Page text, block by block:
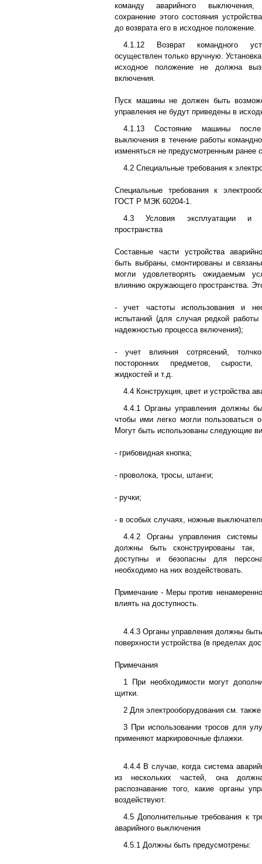
команду аварийного выключения,
сохранение этого состояния
до возврата его в исходное положение.
4.1.12 Возврат командного
осуществлен только вручную.
исходное положение не должна
включения.
Пуск машины не должен быть
управления не будут приведены в
4.1.13 Состояние машины после
выключения в течение работы
изменяться не предусмотренным ранее
4.2 Специальные требования к
Специальные требования к
ГОСТ Р МЭК 60204-1.
4.3 Условия эксплуатации и
пространства
Составные части устройства
быть выбраны, смонтированы и
могли удовлетворять ожидаемым
влиянию окружающего пространства.
- учет частоты использования и
испытаний (для случая редкой
надежностью процесса включения);
- учет влияния сотрясений,
посторонних предметов, сырости,
жидкостей и т.д.
4.4 Конструкция, цвет и устройства
4.4.1 Органы управления должны
чтобы ими легко могли пользоваться
Могут быть использованы следующие
- грибовидная кнопка;
- проволока, тросы, штанги;
- ручки;
- в особых случаях, ножные
4.4.2 Органы управления системы
должны быть сконструированы
доступны и безопасны для
необходимо на них воздействовать.
Примечание - Меры против
влиять на доступность.
4.4.3 Органы управления должны
поверхности устройства (в пределах
Примечания
1 При необходимости могут
щитки.
2 Для электрооборудования см.
3 При использовании тросов для
применяют маркировочные флажки.
4.4.4 В случае, когда система
из нескольких частей, она
распознавание того, какие органы
воздействуют.
4.5 Дополнительные требования к
аварийного выключения
4.5.1 Должны быть предусмотрены: